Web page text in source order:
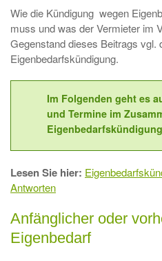
Wie die Kündigung wegen
muss und was der Vermieter im
Gegenstand dieses Beitrags vgl.
Eigenbedarfskündigung.
Im Folgenden geht es
und Termine im
Lesen Sie hier:
Antworten
Anfänglicher oder
Eigenbedarf